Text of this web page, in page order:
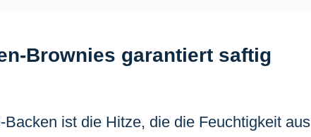
Brownies garantiert saftig
ist die Hitze, die die Feuchtigkeit aus